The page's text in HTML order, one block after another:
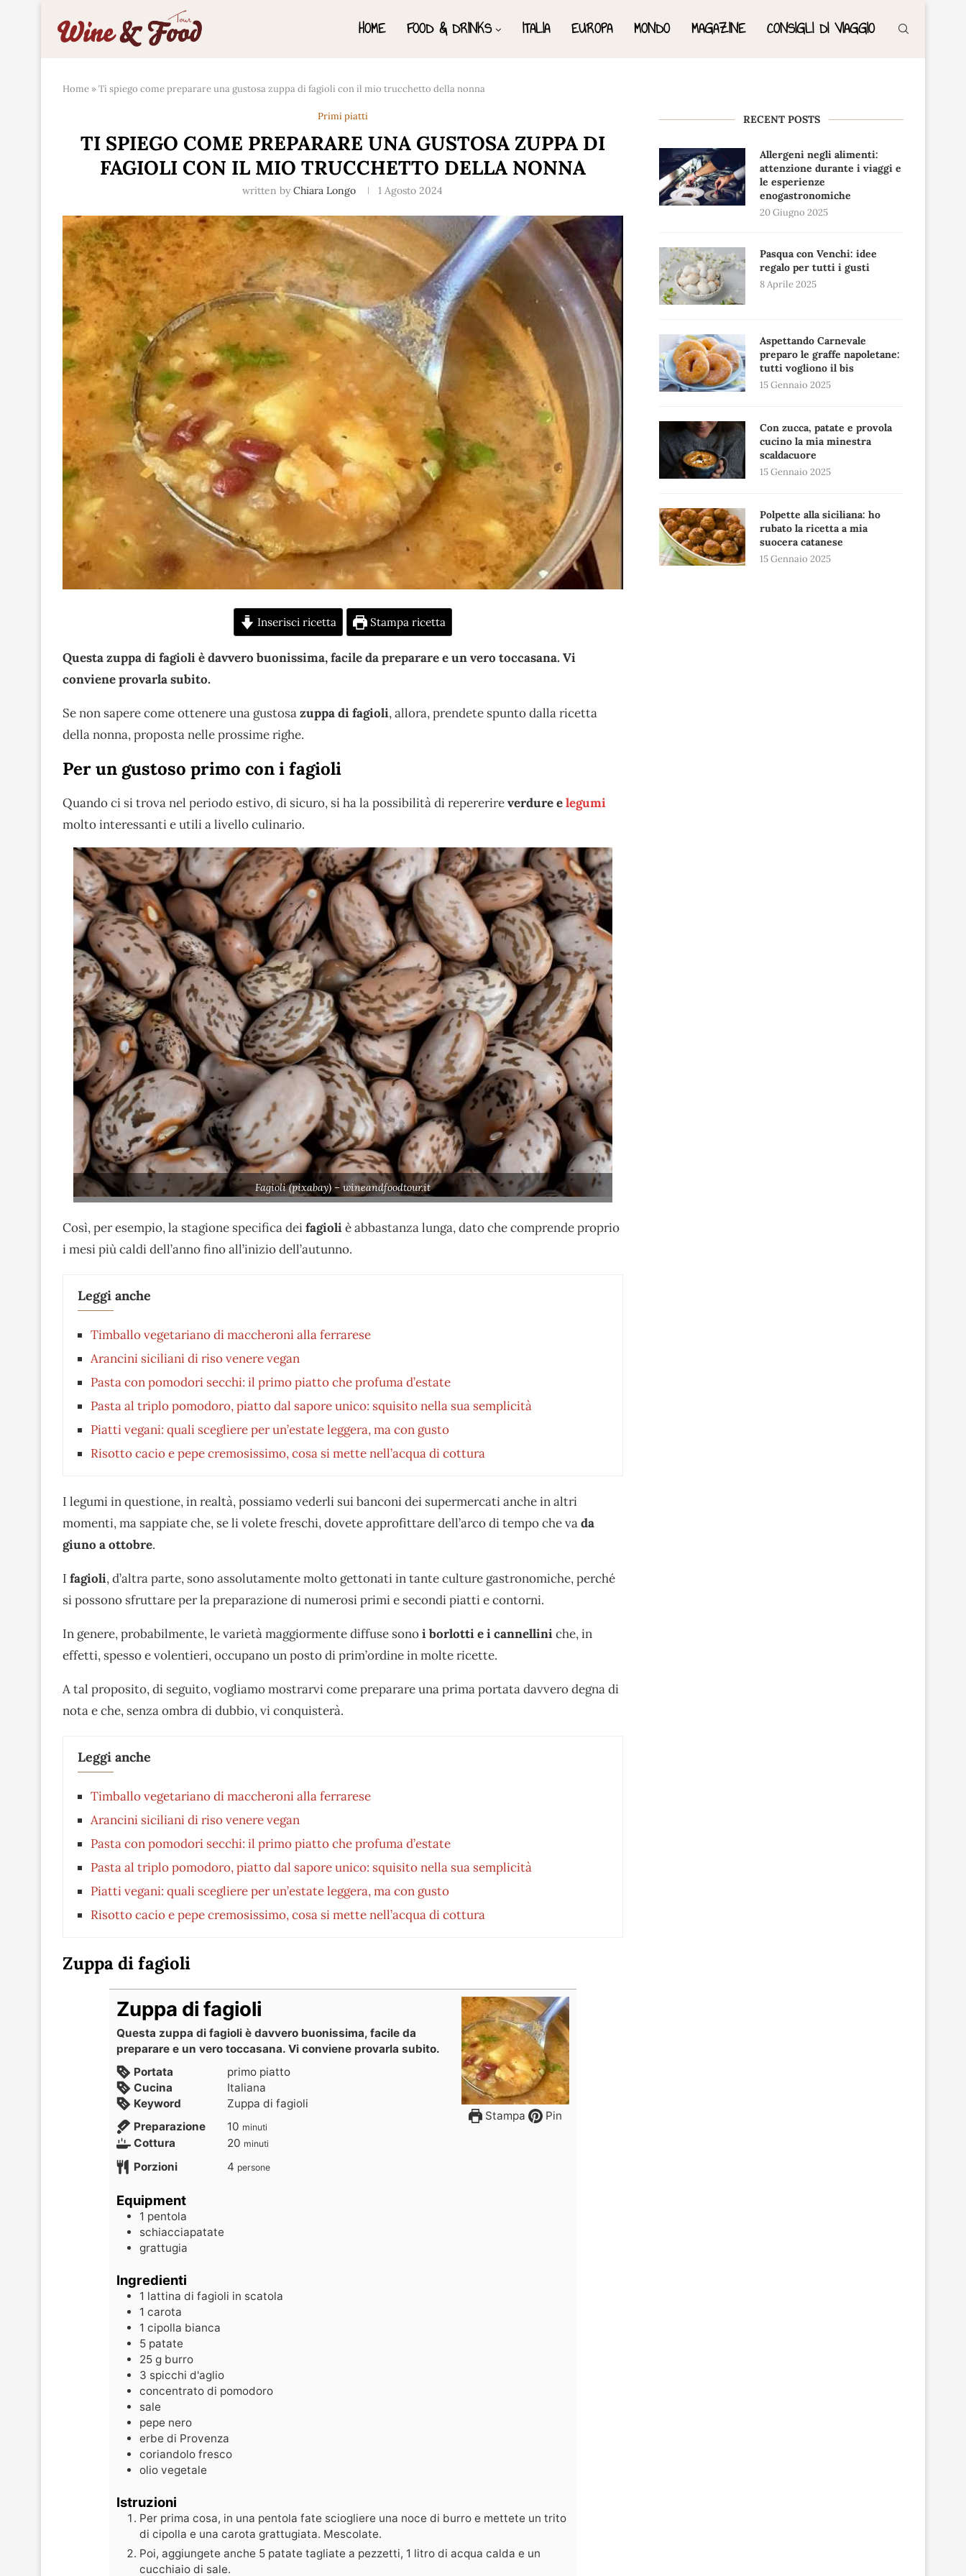
HOME FOOD & DRINKS ITALIA EUROPA MONDO MAGAZINE CONSIGLI DI VIAGGIO
Home »Ti spiego come preparare una gustosa zuppa di fagioli con il mio trucchetto della nonna
Primi piatti
TI SPIEGO COME PREPARARE UNA GUSTOSA ZUPPA DI
FAGIOLI CON IL MIO TRUCCHETTO DELLA NONNA
written byChiara Longo 1 Agosto 2024
Inserisci ricetta Stampa ricetta
Questa zuppa di fagioli è davvero buonissima, facile da preparare e un vero toccasana. Vi
conviene provarla subito.
Se non sapere come ottenere una gustosazuppa di fagioli, allora, prendete spunto dalla ricetta
della nonna, proposta nelle prossime righe.
Per un gustoso primo con i fagioli
Quando ci si trova nel periodo estivo, di sicuro, si ha la possibilità di repererireverdure elegumi
molto interessanti e utili a livello culinario.
Fagioli (pixabay) – wineandfoodtour.it
Così, per esempio, la stagione specifica deifagioliè abbastanza lunga, dato che comprende proprio
i mesi più caldi dell’anno fino all’inizio dell’autunno.
Leggi anche
Timballo vegetariano di maccheroni alla ferrarese
Arancini siciliani di riso venere vegan
Pasta con pomodori secchi: il primo piatto che profuma d’estate
Pasta al triplo pomodoro, piatto dal sapore unico: squisito nella sua semplicità
Piatti vegani: quali scegliere per un’estate leggera, ma con gusto
Risotto cacio e pepe cremosissimo, cosa si mette nell’acqua di cottura
I legumi in questione, in realtà, possiamo vederli sui banconi dei supermercati anche in altri
momenti, ma sappiate che, se li volete freschi, dovete approfittare dell’arco di tempo che vada
giuno a ottobre.
I fagioli, d’altra parte, sono assolutamente molto gettonati in tante culture gastronomiche, perché
si possono sfruttare per la preparazione di numerosi primi e secondi piatti e contorni.
In genere, probabilmente, le varietà maggiormente diffuse sonoi borlotti e i cannelliniche, in
effetti, spesso e volentieri, occupano un posto di prim’ordine in molte ricette.
A tal proposito, di seguito, vogliamo mostrarvi come preparare una prima portata davvero degna di
nota e che, senza ombra di dubbio, vi conquisterà.
Leggi anche
Timballo vegetariano di maccheroni alla ferrarese
Arancini siciliani di riso venere vegan
Pasta con pomodori secchi: il primo piatto che profuma d’estate
Pasta al triplo pomodoro, piatto dal sapore unico: squisito nella sua semplicità
Piatti vegani: quali scegliere per un’estate leggera, ma con gusto
Risotto cacio e pepe cremosissimo, cosa si mette nell’acqua di cottura
Zuppa di fagioli
Stampa Pin
Zuppa di fagioli
Questa zuppa di fagioli è davvero buonissima, facile da
preparare e un vero toccasana. Vi conviene provarla subito.
Portata
primo piatto
Cucina
Italiana
Keyword
Zuppa di fagioli
Preparazione
10 minuti
Cottura 20 minuti
Porzioni 4 persone
Equipment
1 pentola
schiacciapatate
grattugia
Ingredienti
1 lattina di fagioli in scatola
1 carota
1 cipolla bianca
5 patate
25 g burro
3 spicchi d'aglio
concentrato di pomodoro
sale
pepe nero
erbe di Provenza
coriandolo fresco
olio vegetale
Istruzioni
Per prima cosa, in una pentola fate sciogliere una noce di burro e mettete un trito
di cipolla e una carota grattugiata. Mescolate.
Poi, aggiungete anche 5 patate tagliate a pezzetti, 1 litro di acqua calda e un
cucchiaio di sale.
RECENT POSTS
Allergeni negli alimenti:
attenzione durante i viaggi e
le esperienze
enogastronomiche
20 Giugno 2025
Pasqua con Venchi: idee
regalo per tutti i gusti
8 Aprile 2025
Aspettando Carnevale
preparo le graffe napoletane:
tutti vogliono il bis
15 Gennaio 2025
Con zucca, patate e provola
cucino la mia minestra
scaldacuore
15 Gennaio 2025
Polpette alla siciliana: ho
rubato la ricetta a mia
suocera catanese
15 Gennaio 2025